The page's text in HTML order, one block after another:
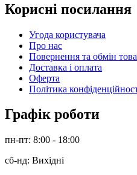
Корисні посилання
Угода користувача
Про нас
Повернення та обмін
Доставка і оплата
Оферта
Політика
Графік роботи
пн-пт: 8:00 - 18:00
сб-нд: Вихідні